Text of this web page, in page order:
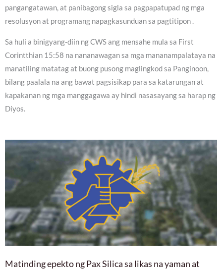
pangangatawan, at panibagong sigla sa pagpapatupad ng mga
resolusyon at programang napagkasunduan sa pagtitipon .
Sa huli a binigyang-diin ng CWS ang mensahe mula sa First
Corintthian 15:58 na nananawagan sa mga mananampalataya na
manatiling matatag at buong pusong maglingkod sa Panginoon,
bilang paalala na ang bawat pagsisikap para sa katarungan at
kapakanan ng mga manggagawa ay hindi nasasayang sa harap ng
Diyos.
Matinding epekto ng Pax Silica sa likas na yaman at